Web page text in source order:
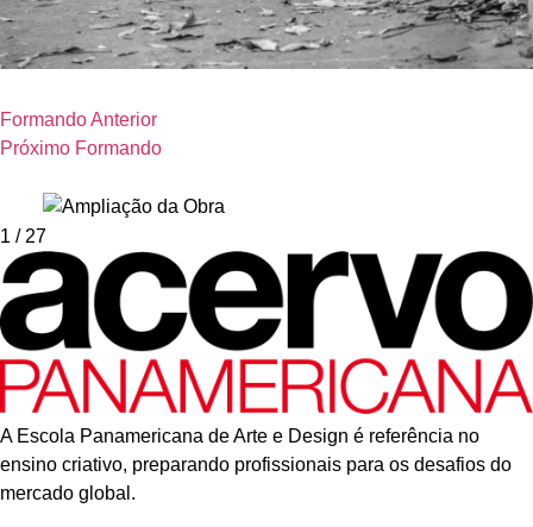
Formando Anterior
Próximo Formando
1 / 27
A Escola Panamericana de Arte e Design é referência no
ensino criativo, preparando profissionais para os desafios do
mercado global.